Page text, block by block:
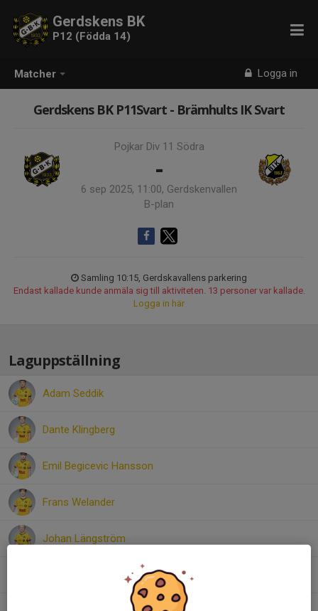
Matcher Logga in
Gerdskens BK
P12 (Födda 14)
Gerdskens BK P11Svart - Brämhults IK Svart
Pojkar Div 11 Södra
-
6 sep 2025, 11:00, Gerdskenvallen
B-plan
Samling 10:15, Gerdskavallens parkering
Endast kallade kunde anmäla sig till aktiviteten. 13 personer var kallade.
Logga in här
Laguppställning
Adam Seddik
Dante Klingberg
Emil Begicevic Hansson
Frans Welander
Johan Längström